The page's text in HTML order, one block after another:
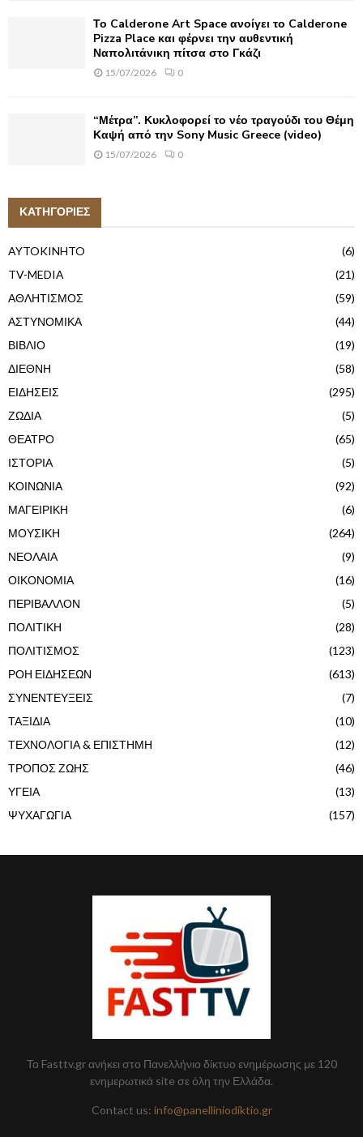
Το Calderone Art Space ανοίγει το Calderone
Pizza Place και φέρνει την αυθεντική
Ναπολιτάνικη πίτσα στο Γκάζι
15/07/2026 0
“Μέτρα”. Κυκλοφορεί το νέο τραγούδι του Θέμη
Καψή από την Sony Music Greece (video)
15/07/2026 0
ΚΑΤΗΓΟΡΙΕΣ
AYTOKINHTO
(6)
TV-MEDIA
(21)
ΑΘΛΗΤΙΣΜΟΣ
(59)
ΑΣΤΥΝΟΜΙΚΑ
(44)
ΒΙΒΛΙΟ
(19)
ΔΙΕΘΝΗ
(58)
ΕΙΔΗΣΕΙΣ
(295)
ΖΩΔΙΑ
(5)
ΘΕΑΤΡΟ
(65)
ΙΣΤΟΡΙΑ
(5)
ΚΟΙΝΩΝΙΑ
(92)
ΜΑΓΕΙΡΙΚΗ
(6)
ΜΟΥΣΙΚΗ
(264)
ΝΕΟΛΑΙΑ
(9)
ΟΙΚΟΝΟΜΙΑ
(16)
ΠΕΡΙΒΑΛΛΟΝ
(5)
ΠΟΛΙΤΙΚΗ
(28)
ΠΟΛΙΤΙΣΜΟΣ
(123)
ΡΟΗ ΕΙΔΗΣΕΩΝ
(613)
ΣΥΝΕΝΤΕΥΞΕΙΣ
(7)
ΤΑΞΙΔΙΑ
(10)
ΤΕΧΝΟΛΟΓΙΑ & ΕΠΙΣΤΗΜΗ
(12)
ΤΡΟΠΟΣ ΖΩΗΣ
(46)
ΥΓΕΙΑ
(13)
ΨΥΧΑΓΩΓΙΑ
(157)
Το Fasttv.gr ανήκει στο Πανελλήνιο δίκτυο ενημέρωσης με 120
ενημερωτικά site σε όλη την Ελλάδα.
Contact us: info@panelliniodiktio.gr